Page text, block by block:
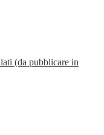
(da pubblicare in